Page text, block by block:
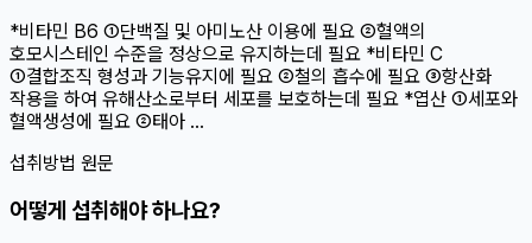
*비타민 B6 ①단백질 및 아미노산 이용에 필요 ②혈액의
호모시스테인 수준을 정상으로 유지하는데 필요 *비타민 C
①결합조직 형성과 기능유지에 필요 ②철의 흡수에 필요 ③항산화
작용을 하여 유해산소로부터 세포를 보호하는데 필요 *엽산 ①세포와
혈액생성에 필요 ②태아 ...
섭취방법 원문
어떻게 섭취해야 하나요?